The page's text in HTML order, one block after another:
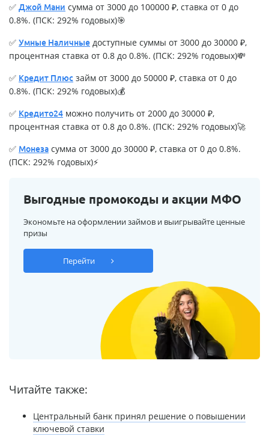
✅ Джой Мани сумма от 3000 до 100000 ₽, ставка от 0 до
0.8%. (ПСК: 292% годовых)🎯
✅ Умные Наличные доступные суммы от 3000 до 30000 ₽,
процентная ставка от 0.8 до 0.8%. (ПСК: 292% годовых)💸
✅ Кредит Плюс займ от 3000 до 50000 ₽, ставка от 0 до
0.8%. (ПСК: 292% годовых)💰
✅ Кредито24 можно получить от 2000 до 30000 ₽,
процентная ставка от 0.8 до 0.8%. (ПСК: 292% годовых)🚀
✅ Монеза сумма от 3000 до 30000 ₽, ставка от 0 до 0.8%.
(ПСК: 292% годовых)⚡
Выгодные промокоды и акции МФО
Экономьте на оформлении займов и выигрывайте ценные
призы
Перейти
Читайте также:
Центральный банк принял решение о повышении
ключевой ставки